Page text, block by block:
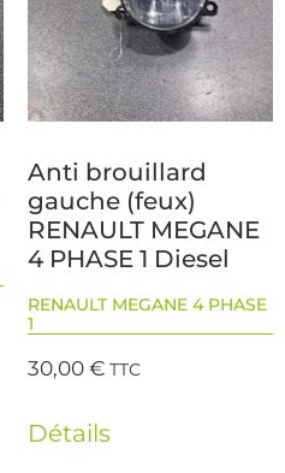
Anti brouillard
gauche (feux)
RENAULT MEGANE
4 PHASE 1 Diesel
RENAULT MEGANE 4 PHASE
1
30,00€ TTC
Détails